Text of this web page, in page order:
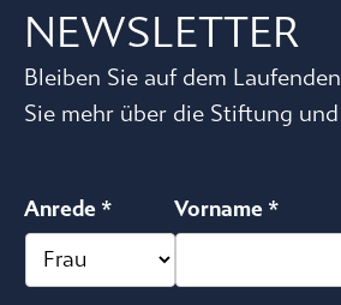
NEWSLETTER
Bleiben Sie auf dem
Sie mehr über die Stiftung
Anrede * Vorname *